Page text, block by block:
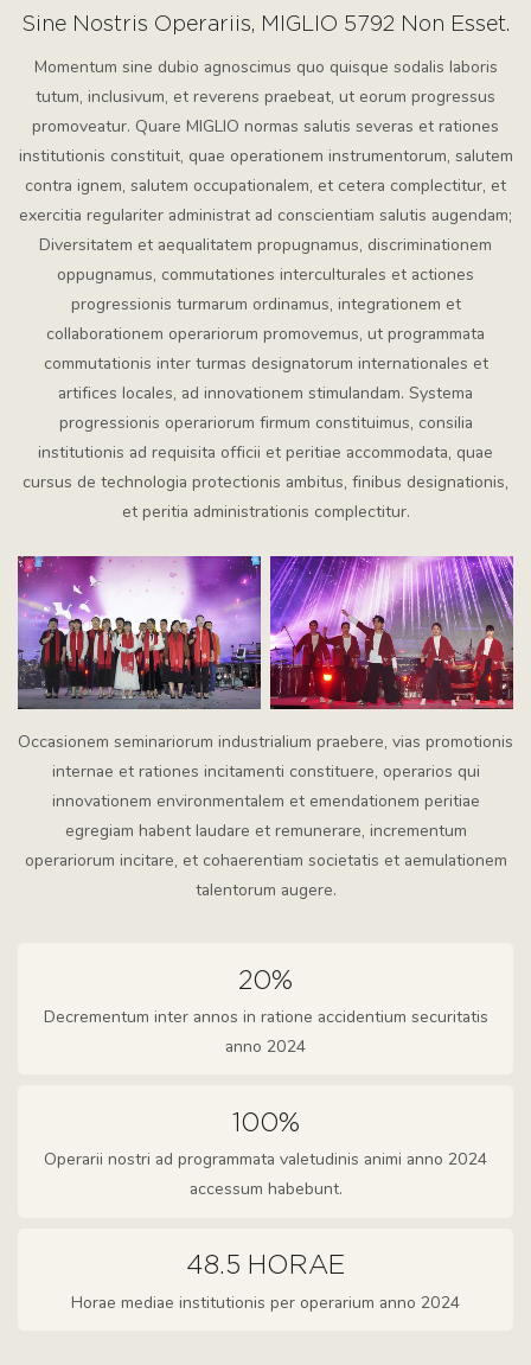
Sine Nostris Operariis, MIGLIO 5792 Non Esset.
Momentum sine dubio agnoscimus quo quisque sodalis laboris
tutum, inclusivum, et reverens praebeat, ut eorum progressus
promoveatur. Quare MIGLIO normas salutis severas et rationes
institutionis constituit, quae operationem instrumentorum, salutem
contra ignem, salutem occupationalem, et cetera complectitur, et
exercitia regulariter administrat ad conscientiam salutis augendam;
Diversitatem et aequalitatem propugnamus, discriminationem
oppugnamus, commutationes interculturales et actiones
progressionis turmarum ordinamus, integrationem et
collaborationem operariorum promovemus, ut programmata
commutationis inter turmas designatorum internationales et
artifices locales, ad innovationem stimulandam. Systema
progressionis operariorum firmum constituimus, consilia
institutionis ad requisita officii et peritiae accommodata, quae
cursus de technologia protectionis ambitus, finibus designationis,
et peritia administrationis complectitur.
Occasionem seminariorum industrialium praebere, vias promotionis
internae et rationes incitamenti constituere, operarios qui
innovationem environmentalem et emendationem peritiae
egregiam habent laudare et remunerare, incrementum
operariorum incitare, et cohaerentiam societatis et aemulationem
talentorum augere.
20%
Decrementum inter annos in ratione accidentium securitatis
anno 2024
100%
Operarii nostri ad programmata valetudinis animi anno 2024
accessum habebunt.
48.5 HORAE
Horae mediae institutionis per operarium anno 2024